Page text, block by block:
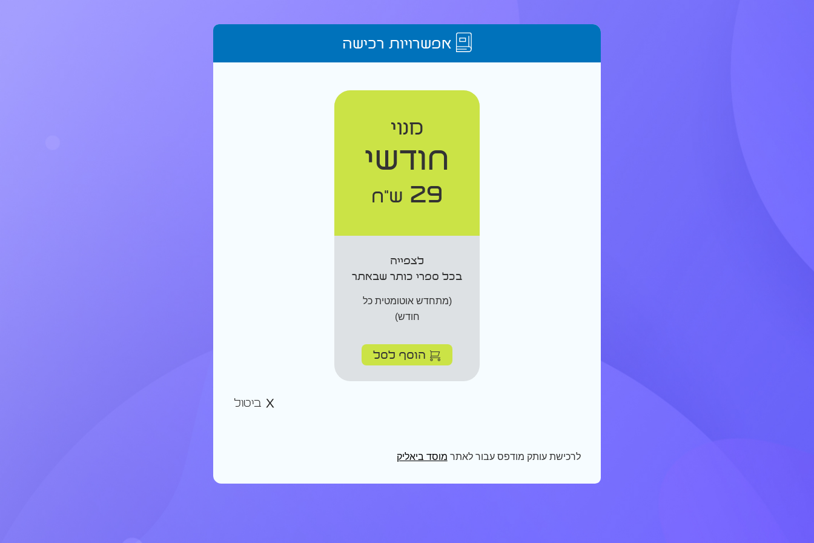
אפשרויות רכישה
מנוי
חודשי
29 ש"ח
לצפייה
בכל ספרי כותר שבאתר
(מתחדש אוטומטית כל
חודש)
הוסף לסל
ביטול
לרכישת עותק מודפס עבור לאתר מוסד ביאליק